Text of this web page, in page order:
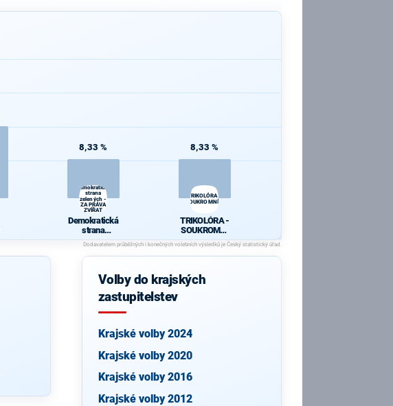
8,33 %
Demokratická
strana
zelených -
ZA PRÁVA
ZVÍŘAT
Demokratická
strana
zelených - ZA
PRÁVA
ZVÍŘAT
8,33 %
TRIKOLÓRA -
SOUKROMNÍCI
TRIKOLÓRA -
SOUKROMNÍ
CI
Volby do krajských
zastupitelstev
Krajské volby 2024
Krajské volby 2020
Krajské volby 2016
Krajské volby 2012